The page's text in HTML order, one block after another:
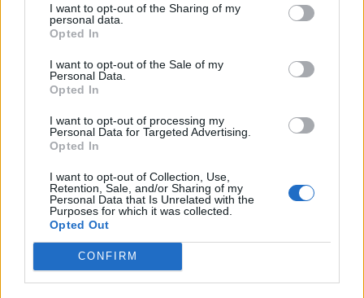
I want to opt-out of the Sharing of my
personal data.
Opted In
I want to opt-out of the Sale of my
Personal Data.
Opted In
I want to opt-out of processing my
Personal Data for Targeted Advertising.
Opted In
I want to opt-out of Collection, Use,
Retention, Sale, and/or Sharing of my
Personal Data that Is Unrelated with the
Purposes for which it was collected.
Opted Out
CONFIRM
Sütibeállítások
Médiatér
Liget
Krónika
Bihari Napló
Erdélyi Napló
Főtér